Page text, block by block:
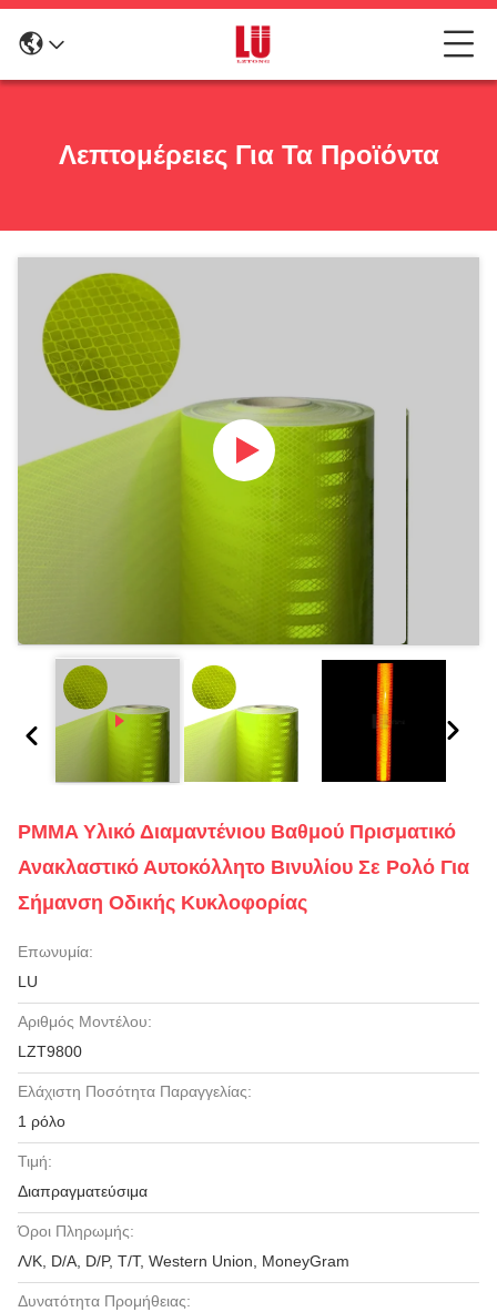
Λεπτομέρειες Για Τα Προϊόντα
PMMA Υλικό Διαμαντένιου Βαθμού Πρισματικό
Ανακλαστικό Αυτοκόλλητο Βινυλίου Σε Ρολό Για
Σήμανση Οδικής Κυκλοφορίας
Επωνυμία:
LU
Αριθμός Μοντέλου:
LZT9800
Ελάχιστη Ποσότητα Παραγγελίας:
1 ρόλο
Τιμή:
Διαπραγματεύσιμα
Όροι Πληρωμής:
Λ/Κ, D/A, D/P, T/T, Western Union, MoneyGram
Δυνατότητα Προμήθειας: